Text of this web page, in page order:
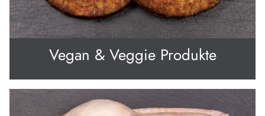
Vegan & Veggie Produkte